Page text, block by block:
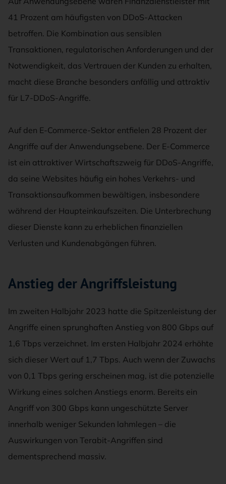
41 Prozent am häufigsten von DDoS-Attacken
betroffen. Die Kombination aus sensiblen
Transaktionen, regulatorischen Anforderungen und der
Notwendigkeit, das Vertrauen der Kunden zu erhalten,
macht diese Branche besonders anfällig und attraktiv
für L7-DDoS-Angriffe.
Auf den E-Commerce-Sektor entfielen 28 Prozent der
Angriffe auf der Anwendungsebene. Der E-Commerce
ist ein attraktiver Wirtschaftszweig für DDoS-Angriffe,
da seine Websites häufig ein hohes Verkehrs- und
Transaktionsaufkommen bewältigen, insbesondere
während der Haupteinkaufszeiten. Die Unterbrechung
dieser Dienste kann zu erheblichen finanziellen
Verlusten und Kundenabgängen führen.
Anstieg der Angriffsleistung
Im zweiten Halbjahr 2023 hatte die Spitzenleistung der
Angriffe einen sprunghaften Anstieg von 800 Gbps auf
1,6 Tbps verzeichnet. Im ersten Halbjahr 2024 erhöhte
sich dieser Wert auf 1,7 Tbps. Auch wenn der Zuwachs
von 0,1 Tbps gering erscheinen mag, ist die potenzielle
Wirkung eines solchen Anstiegs enorm. Bereits ein
Angriff von 300 Gbps kann ungeschützte Server
innerhalb weniger Sekunden lahmlegen – die
Auswirkungen von Terabit-Angriffen sind
dementsprechend massiv.